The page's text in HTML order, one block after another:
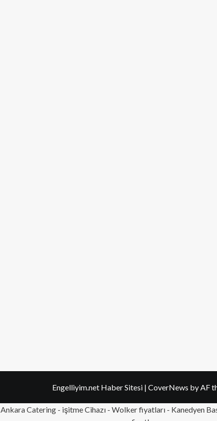
Engelliyim.net Haber Sitesi | CoverNews by AF
Ankara Catering - işitme Cihazı - Wolker fiyatları - Kanedyen